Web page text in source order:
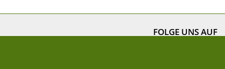
FOLGE UNS AUF